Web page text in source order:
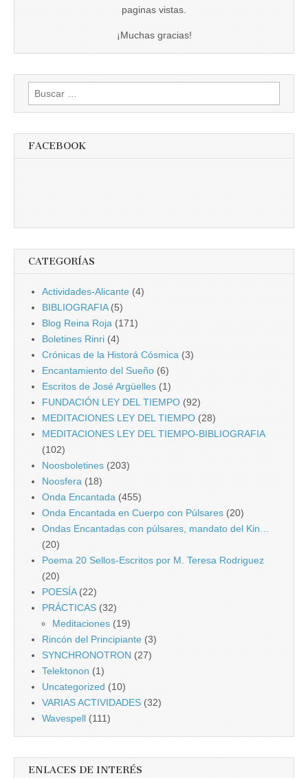
paginas vistas.
¡Muchas gracias!
Buscar:
FACEBOOK
CATEGORÍAS
Actividades-Alicante (4)
BIBLIOGRAFIA(5)
Blog Reina Roja (171)
Boletines Rinri (4)
Crónicas de la Historá Cósmica (3)
Encantamiento del Sueño (6)
Escritos de José Argüelles (1)
FUNDACIÓN LEY DEL TIEMPO (92)
MEDITACIONES LEY DEL TIEMPO (28)
MEDITACIONES LEY DEL TIEMPO-BIBLIOGRAFIA
(102)
Noosboletines (203)
Noosfera (18)
Onda Encantada (455)
Onda Encantada en Cuerpo con Púlsares (20)
Ondas Encantadas con púlsares, mandato del Kin…
(20)
Poema 20 Sellos-Escritos por M. Teresa Rodriguez
(20)
POESÍA(22)
PRÁCTICAS (32)
Meditaciones (19)
Rincón del Principiante (3)
SYNCHRONOTRON (27)
Telektonon (1)
Uncategorized (10)
VARIAS ACTIVIDADES (32)
Wavespell (111)
ENLACES DE INTERÉS